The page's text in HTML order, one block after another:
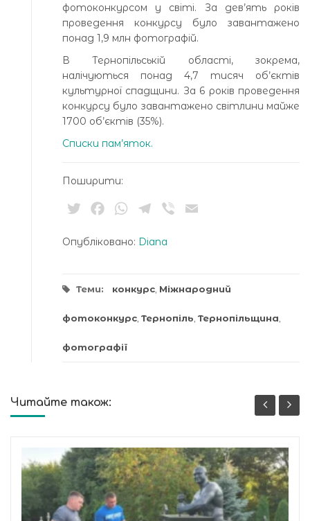
фотоконкурсом у світі. За дев’ять років
проведення конкурсу було завантажено
понад 1,9 млн фотографій.
В Тернопільській області, зокрема,
налічуються понад 4,7 тисяч об’єктів
культурної спадщини. За 6 років проведення
конкурсу було завантажено світлини майже
1700 об’єктів (35%).
Списки пам’яток.
Поширити:
TwitterFacebookWhatsApp
Telegram
Viber
Опубліковано: Diana
Теми: конкурс, Міжнародний
фотоконкурс, Тернопіль, Тернопільщина,
фотографії
Читайте також: